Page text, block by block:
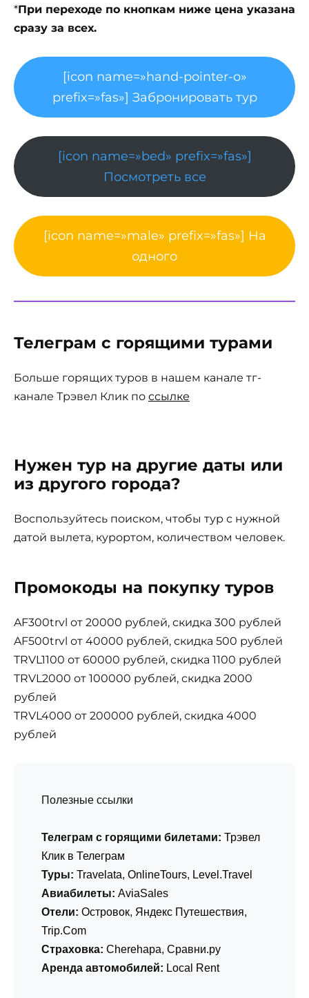
*При переходе по кнопкам ниже цена указана
сразу за всех.
[icon name=»hand-pointer-o»
prefix=»fas»] Забронировать тур
[icon name=»bed» prefix=»fas»]
Посмотреть все
[icon name=»male» prefix=»fas»] На
одного
Телеграм с горящими турами
Больше горящих туров в нашем канале тг-
канале Трэвел Клик по ссылке
Нужен тур на другие даты или
из другого города?
Воспользуйтесь поиском, чтобы тур с нужной
датой вылета, курортом, количеством человек.
Промокоды на покупку туров
AF300trvl от 20000 рублей, скидка 300 рублей
AF500trvl от 40000 рублей, скидка 500 рублей
TRVL1100 от 60000 рублей, скидка 1100 рублей
TRVL2000 от 100000 рублей, скидка 2000
рублей
TRVL4000 от 200000 рублей, скидка 4000
рублей
Полезные ссылки
Телеграм с горящими билетами: Трэвел
Клик в Телеграм
Туры: Travelata, OnlineTours, Level.Travel
Авиабилеты: AviaSales
Отели: Островок, Яндекс Путешествия,
Trip.Com
Страховка: Cherehapa, Сравни.ру
Аренда автомобилей: Local Rent